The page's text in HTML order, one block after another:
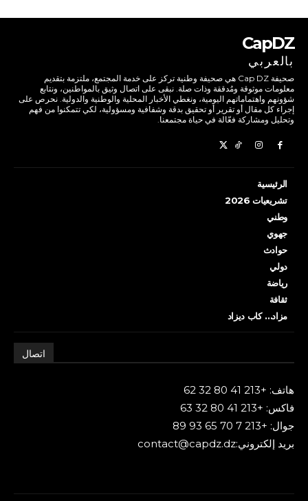
CapDZ
بالعربي
صحيفة Cap DZ هي صحيفة وطنية تركز على خدمة المجتمع، ملتزمة بتقديم
معلومات موثوقة ومُدققة وذات صلة. نبقى على اتصال وثيق بالمواطنين، ونتابع
شؤونهم واهتماماتهم اليومية، ونغطي الأخبار المحلية والوطنية والدولية. نحرص على
إجراء كل مقال أو تقرير أو تحقيق بدقة وشفافية ومسؤولية، لكي تتمكنوا من فهم
وتحليل ومشاركة فعّالة في حياة مجتمعنا.
الرئيسية
تشريعيات 2026
وطني
جهوي
حوادث
دولي
رياضة
ثقافة
مزاد… كاب ديزاد
اتصال
هاتف: +213 41 80 32 62
فاكس: +213 41 80 32 63
جوال: +213 7 70 65 93 89
بريد إلكتروني:contact@capdz.dz